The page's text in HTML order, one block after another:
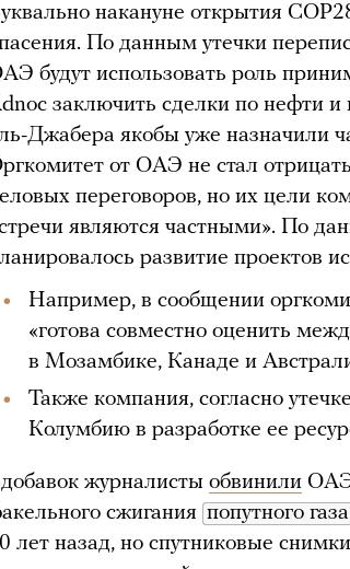
накануне открытия
По данным утечки
будут использовать роль
заключить сделки по нефти
Джабера якобы уже назначили
от ОАЭ не стал
переговоров, но их цели
являются частными». По
развитие проектов
Например, в сообщении
«готова совместно оценить
в Мозамбике, Канаде и
Также компания, согласно
Колумбию в разработке ее
журналисты обвинили ОАЭ
сжигания попутного газа
лет назад, но спутниковые